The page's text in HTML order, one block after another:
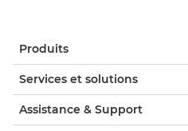
Produits
Services et solutions
Assistance & Support